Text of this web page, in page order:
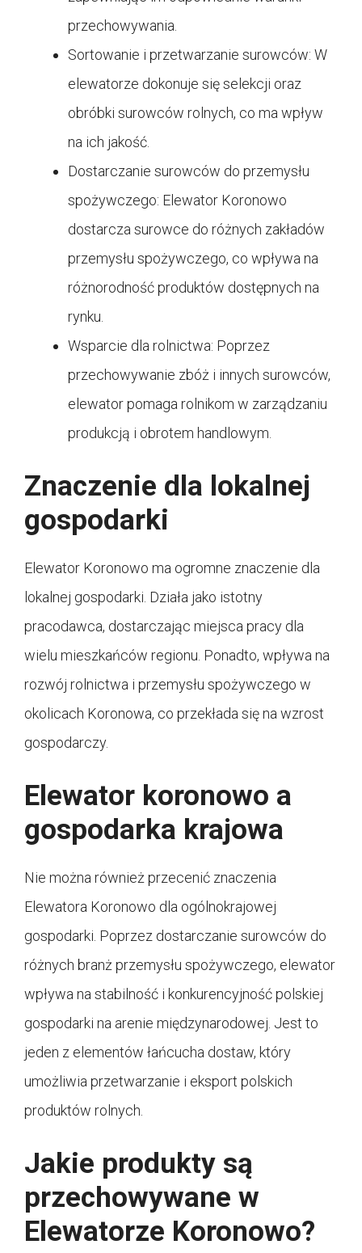
przechowywania.
Sortowanie i przetwarzanie surowców: W
elewatorze dokonuje się selekcji oraz
obróbki surowców rolnych, co ma wpływ
na ich jakość.
Dostarczanie surowców do przemysłu
spożywczego: Elewator Koronowo
dostarcza surowce do różnych zakładów
przemysłu spożywczego, co wpływa na
różnorodność produktów dostępnych na
rynku.
Wsparcie dla rolnictwa: Poprzez
przechowywanie zbóż i innych surowców,
elewator pomaga rolnikom w zarządzaniu
produkcją i obrotem handlowym.
Znaczenie dla lokalnej
gospodarki
Elewator Koronowo ma ogromne znaczenie dla
lokalnej gospodarki. Działa jako istotny
pracodawca, dostarczając miejsca pracy dla
wielu mieszkańców regionu. Ponadto, wpływa na
rozwój rolnictwa i przemysłu spożywczego w
okolicach Koronowa, co przekłada się na wzrost
gospodarczy.
Elewator koronowo a
gospodarka krajowa
Nie można również przecenić znaczenia
Elewatora Koronowo dla ogólnokrajowej
gospodarki. Poprzez dostarczanie surowców do
różnych branż przemysłu spożywczego, elewator
wpływa na stabilność i konkurencyjność polskiej
gospodarki na arenie międzynarodowej. Jest to
jeden z elementów łańcucha dostaw, który
umożliwia przetwarzanie i eksport polskich
produktów rolnych.
Jakie produkty są
przechowywane w
Elewatorze Koronowo?